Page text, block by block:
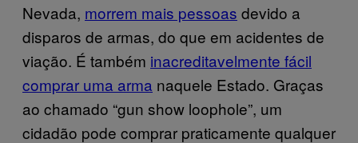
Nevada, morrem mais pessoas devido a
disparos de armas, do que em acidentes de
viação. É também inacreditavelmente fácil
comprar uma arma naquele Estado. Graças
ao chamado “gun show loophole”, um
cidadão pode comprar praticamente qualquer